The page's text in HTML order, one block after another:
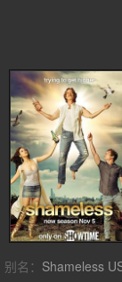
别名： Shameless